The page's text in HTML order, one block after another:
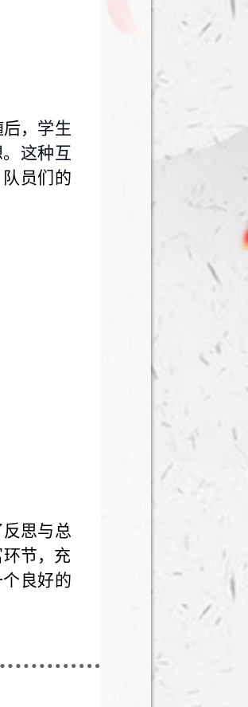
， 学生
这种互
队员们的
反思与总
节，充
良好的